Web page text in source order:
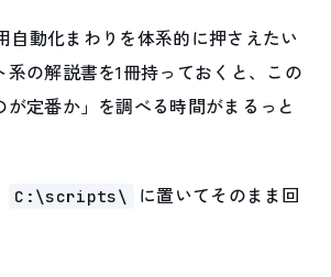
自動化まわりを体系的に押さえたい
の解説書を1冊持っておくと、この
定番か」を調べる時間がまるっと
C:\scripts\
に置いてそのまま回